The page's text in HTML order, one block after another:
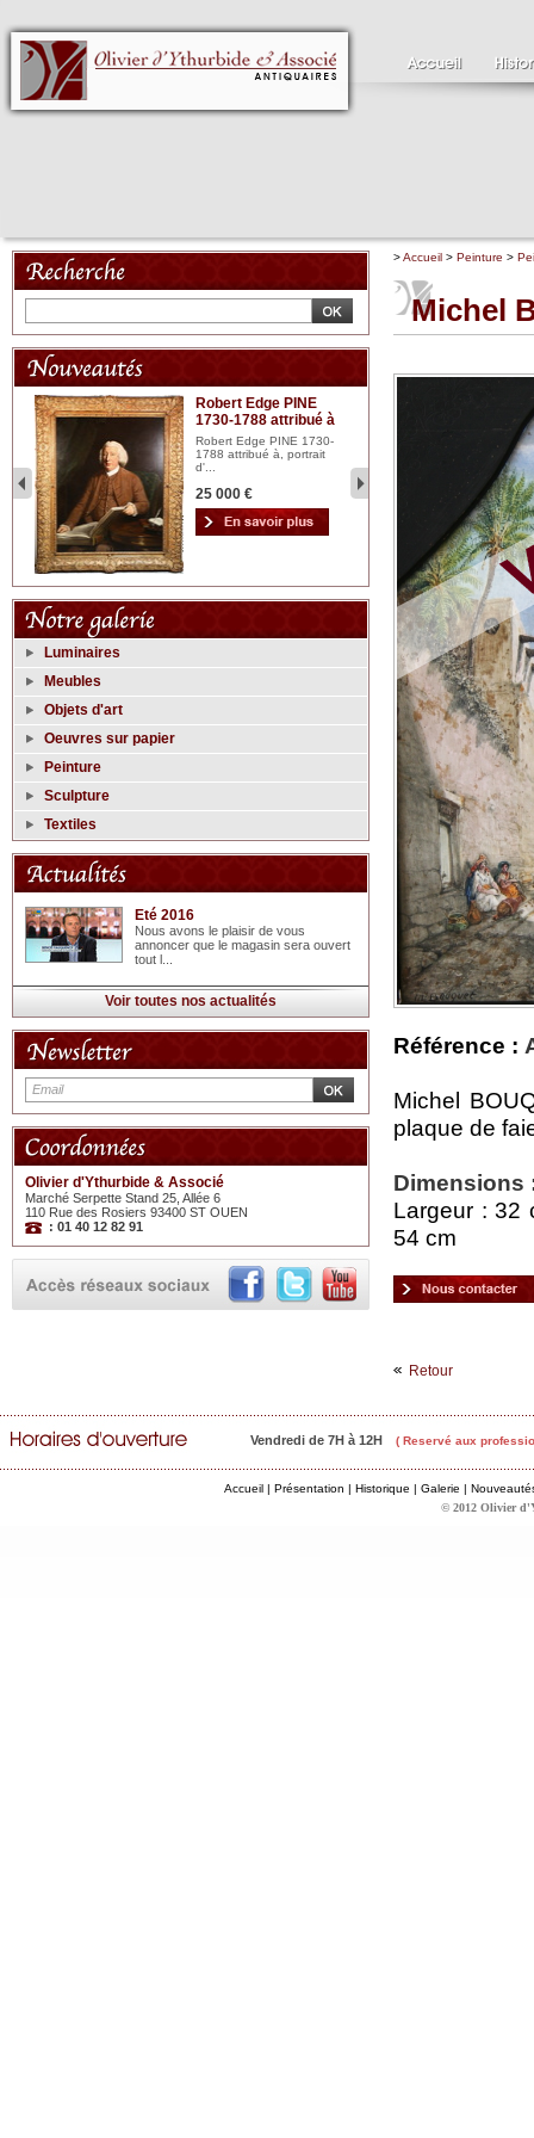
Robert Edge PINE
1730-1788 attribué à
Robert Edge PINE 1730-
1788 attribué à, portrait
d'...
25 000 € 2
Luminaires
Meubles
Objets d'art
Oeuvres sur papier
Peinture
Sculpture
Textiles
Eté 2016
Nous avons le plaisir de vous
annoncer que le magasin sera ouvert
tout l...
Voir toutes nos actualités
Olivier d'Ythurbide & Associé
Marché Serpette Stand 25, Allée 6
110 Rue des Rosiers 93400 ST OUEN
: 01 40 12 82 91
>Accueil > Peinture >
Michel
Référence :
Michel
plaque de
Dimensions
Largeur : 32
54 cm
Retour
Vendredi de 7H à 12H ( Reservé aux
Accueil | Présentation | Historique | Galerie |
© 2012 Olivier